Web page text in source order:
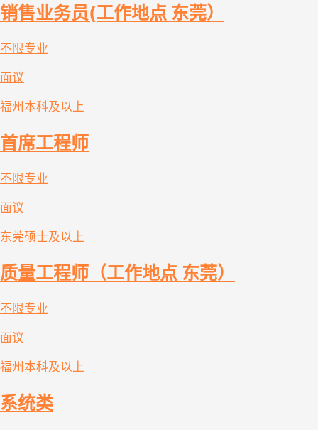
销售业务员(工作地点 东莞）
不限专业
面议
福州 本科及以上
首席工程师
不限专业
面议
东莞硕士及以上
质量工程师（工作地点 东莞）
不限专业
面议
福州 本科及以上
系统类